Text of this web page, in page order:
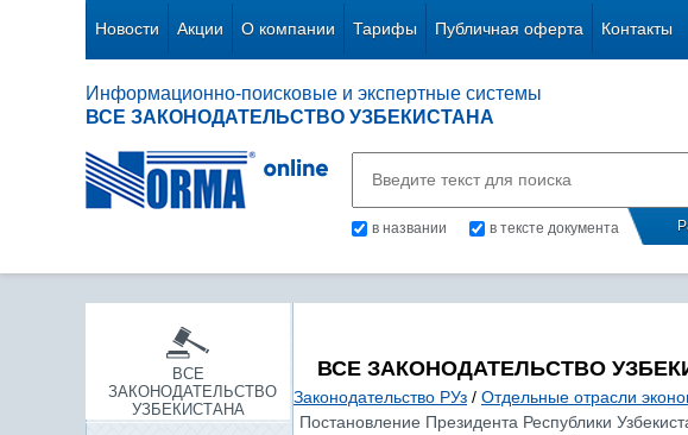
Новости Акции О компании Тарифы Публичная оферта Контакты
Информационно-поисковые и экспертные системы
ВСЕ ЗАКОНОДАТЕЛЬСТВО УЗБЕКИСТАНА
в названии в тексте документа
ВСЕ
ЗАКОНОДАТЕЛЬСТВО
УЗБЕКИСТАНА
ВСЕ ЗАКОНОДАТЕЛЬСТВО
Законодательство РУз / Отдельные отрасли
Постановление Президента Республики